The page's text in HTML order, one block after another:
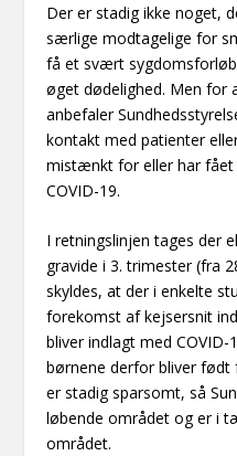
Der er stadig ikke noget,
særlige modtagelige for
få et svært sygdomsforløb
øget dødelighed. Men for
anbefaler
kontakt med patienter
mistænkt for eller har
COVID-19.
I retningslinjen tages der
gravide i 3. trimester (fra
skyldes, at der i enkelte
forekomst af kejsersnit
bliver indlagt med
børnene derfor bliver født
er stadig sparsomt, så
løbende området og er i
området.